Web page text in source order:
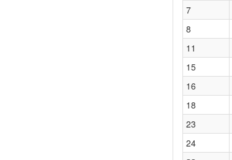
7
8
11
15
16
18
23
24